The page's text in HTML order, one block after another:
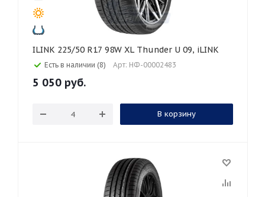
ILINK 225/50 R17 98W XL Thunder U 09, iLINK
Есть в наличии (8) Арт: НФ-00002483
5 050 руб.
В корзину